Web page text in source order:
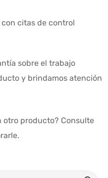
citas de control
sobre el trabajo
y brindamos atención
otro producto? Consulte